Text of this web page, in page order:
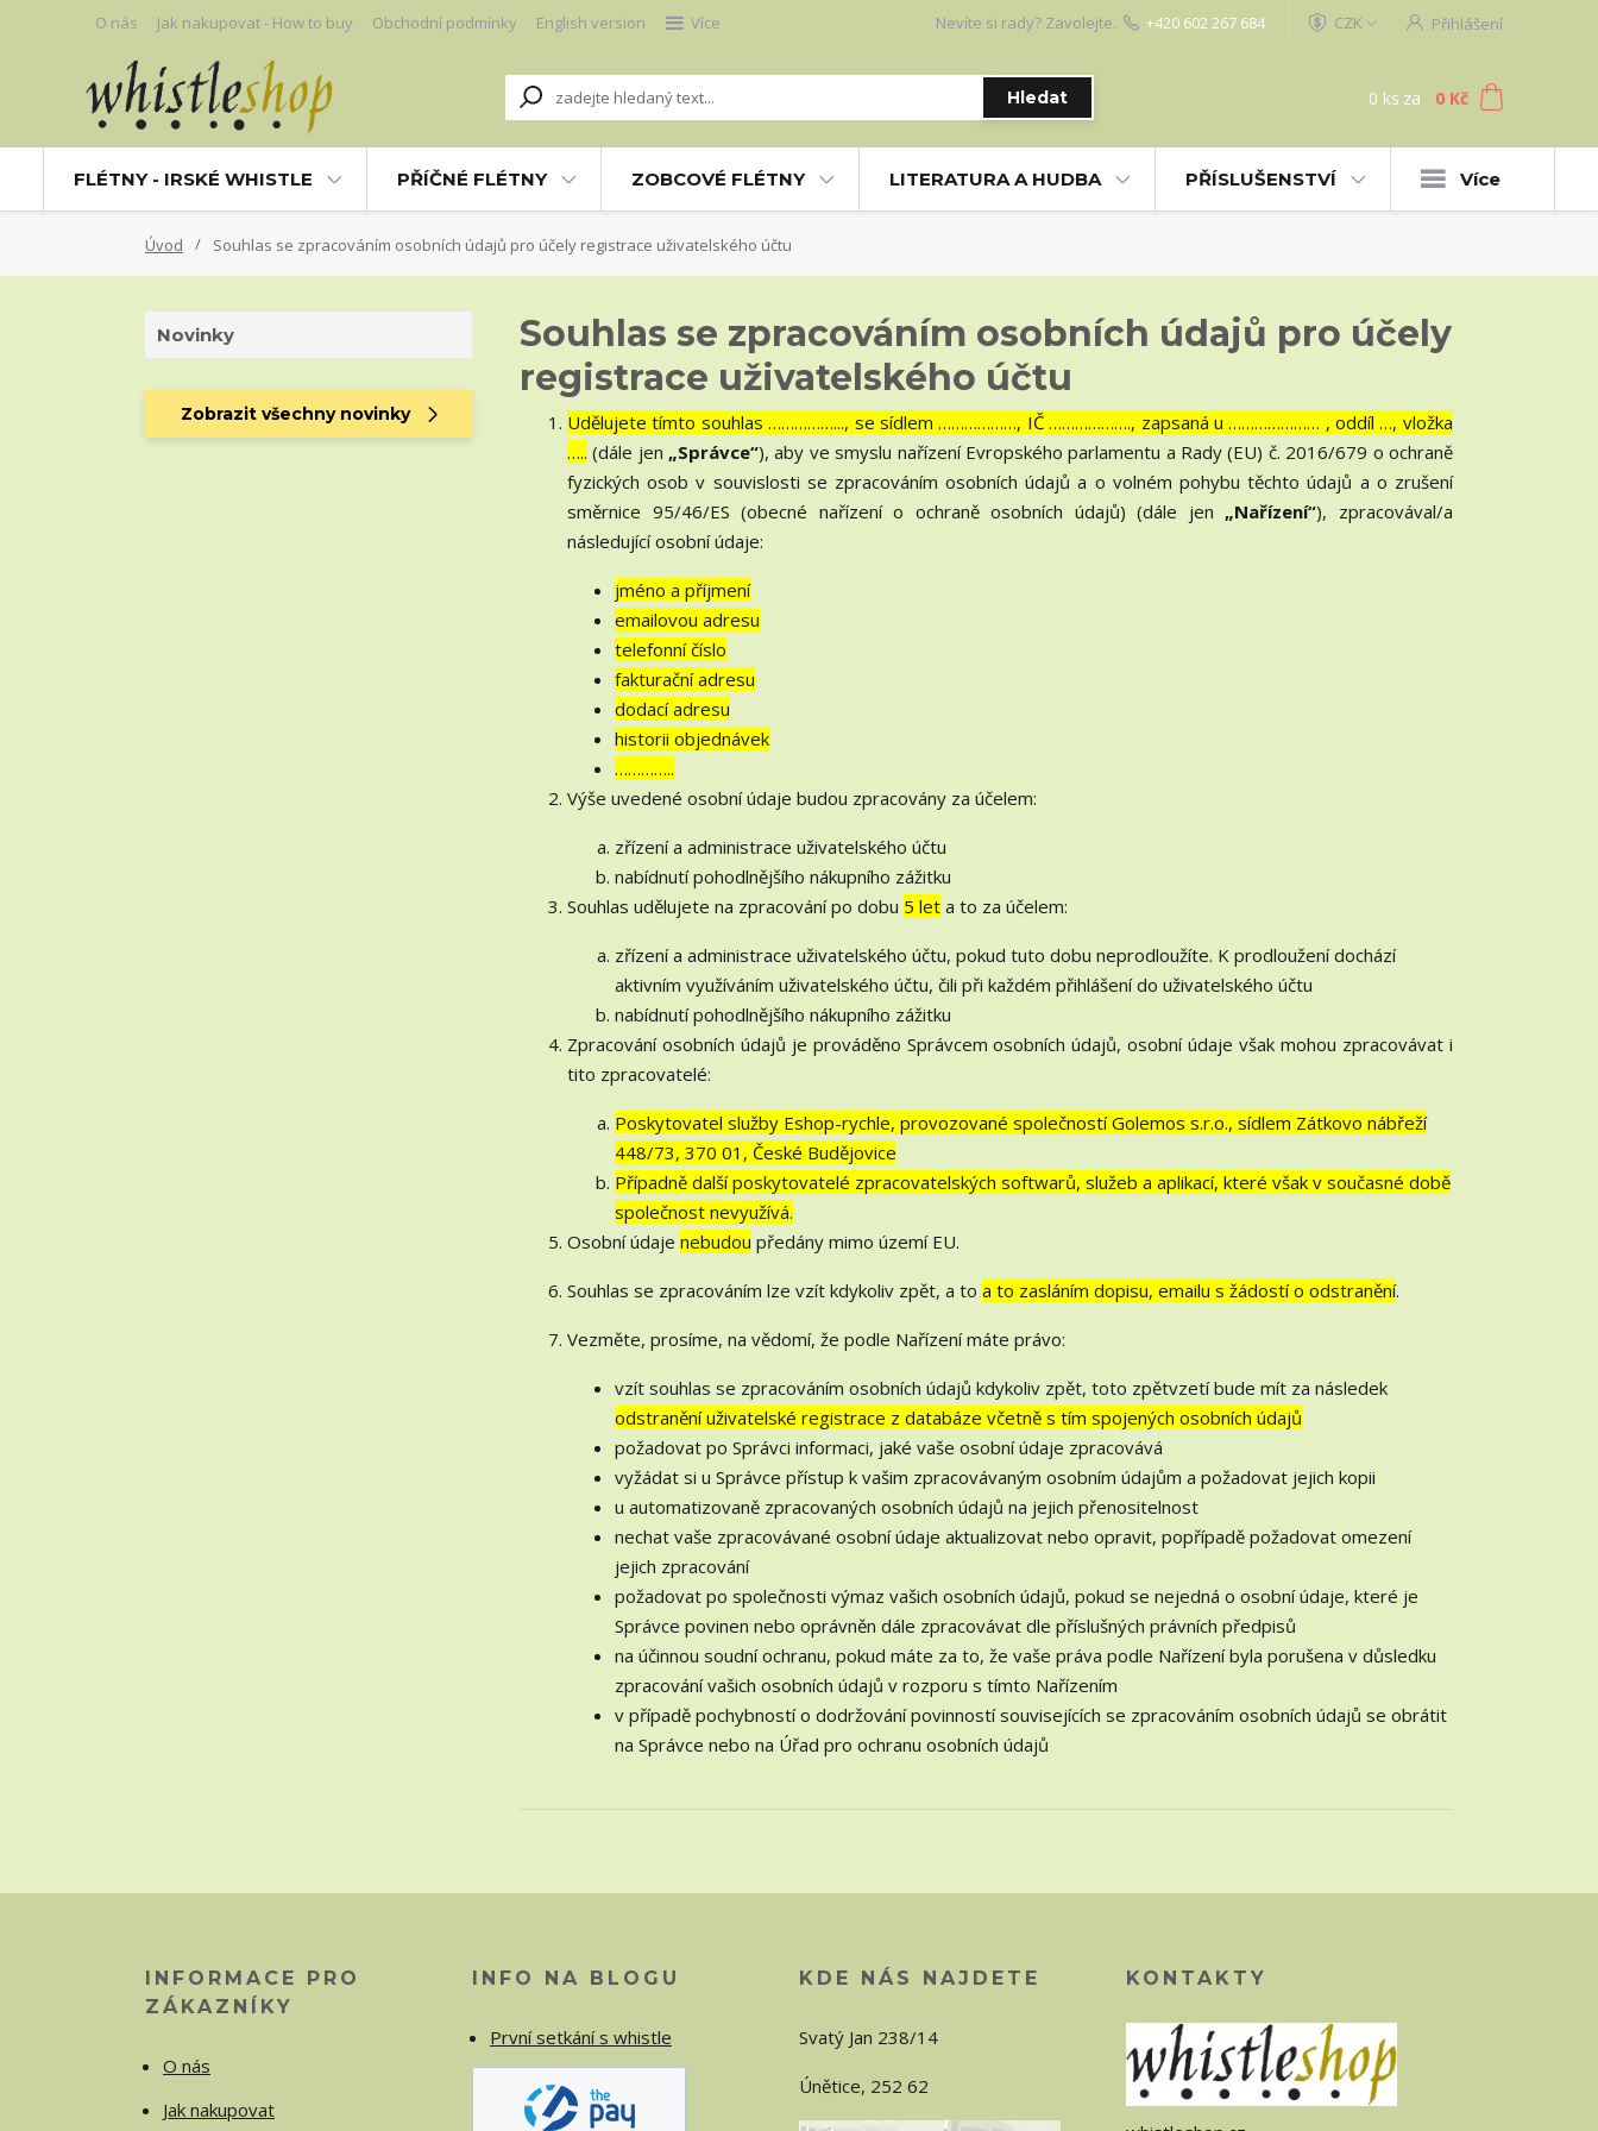
O nás Jak nakupovat - How to buy Obchodní podmínky English version Více CZK Přihlášení
Hledat
Nevíte si rady? Zavolejte. +420 602 267 684
0 ks za 0 Kč
FLÉTNY - IRSKÉ WHISTLE PŘÍČNÉ FLÉTNY ZOBCOVÉ FLÉTNY LITERATURA A HUDBA PŘÍSLUŠENSTVÍ Více
Úvod Souhlas se zpracováním osobních údajů pro účely registrace uživatelského účtu
Novinky
Zobrazit všechny novinky
Souhlas se zpracováním osobních údajů pro účely
registrace uživatelského účtu
Udělujete tímto souhlas ……………..., se sídlem ………………, IČ ………………., zapsaná u ………………… , oddíl …, vložka
….. (dále jen „Správce“), aby ve smyslu nařízení Evropského parlamentu a Rady (EU) č. 2016/679 o ochraně
fyzických osob v souvislosti se zpracováním osobních údajů a o volném pohybu těchto údajů a o zrušení
směrnice 95/46/ES (obecné nařízení o ochraně osobních údajů) (dále jen „Nařízení“), zpracovával/a
následující osobní údaje:
jméno a příjmení
emailovou adresu
telefonní číslo
fakturační adresu
dodací adresu
historii objednávek
…………..
Výše uvedené osobní údaje budou zpracovány za účelem:
zřízení a administrace uživatelského účtu
nabídnutí pohodlnějšího nákupního zážitku
Souhlas udělujete na zpracování po dobu 5 leta to za účelem:
zřízení a administrace uživatelského účtu, pokud tuto dobu neprodloužíte. K prodloužení dochází
aktivním využíváním uživatelského účtu, čili při každém přihlášení do uživatelského účtu
nabídnutí pohodlnějšího nákupního zážitku
Zpracování osobních údajů je prováděno Správcem osobních údajů, osobní údaje však mohou zpracovávat i
tito zpracovatelé:
Poskytovatel služby Eshop-rychle, provozované společností Golemos s.r.o., sídlem Zátkovo nábřeží
448/73, 370 01, České Budějovice
Případně další poskytovatelé zpracovatelských softwarů, služeb a aplikací, které však v současné době
společnost nevyužívá.
Osobní údaje nebudou předány mimo území EU.
Souhlas se zpracováním lze vzít kdykoliv zpět, a to a to zasláním dopisu, emailu s žádostí o odstranění.
Vezměte, prosíme, na vědomí, že podle Nařízení máte právo:
vzít souhlas se zpracováním osobních údajů kdykoliv zpět, toto zpětvzetí bude mít za následek
odstranění uživatelské registrace z databáze včetně s tím spojených osobních údajů
požadovat po Správci informaci, jaké vaše osobní údaje zpracovává
vyžádat si u Správce přístup k vašim zpracovávaným osobním údajům a požadovat jejich kopii
u automatizovaně zpracovaných osobních údajů na jejich přenositelnost
nechat vaše zpracovávané osobní údaje aktualizovat nebo opravit, popřípadě požadovat omezení
jejich zpracování
požadovat po společnosti výmaz vašich osobních údajů, pokud se nejedná o osobní údaje, které je
Správce povinen nebo oprávněn dále zpracovávat dle příslušných právních předpisů
na účinnou soudní ochranu, pokud máte za to, že vaše práva podle Nařízení byla porušena v důsledku
zpracování vašich osobních údajů v rozporu s tímto Nařízením
v případě pochybností o dodržování povinností souvisejících se zpracováním osobních údajů se obrátit
na Správce nebo na Úřad pro ochranu osobních údajů
INFORMACE PRO
ZÁKAZNÍKY
O nás
Jak nakupovat
INFO NA BLOGU
První setkání s whistle
KDE NÁS NAJDETE
Svatý Jan 238/14
Únětice, 252 62
KONTAKTY